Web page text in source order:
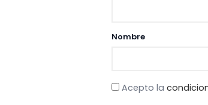
Nombre
Acepto la